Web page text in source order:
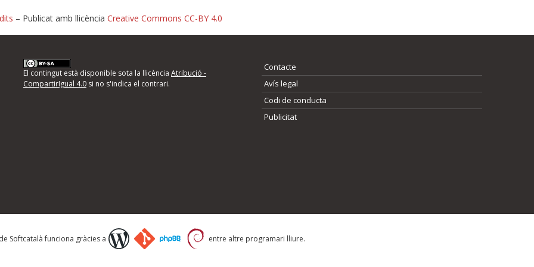
d'errors
següents i descriviu quina és la millora que
– Publicat amb llicència Creative Commons CC-BY 4.0
El contingut està disponible sota la llicència Atribució -
CompartirIgual 4.0si no s'indica el contrari.
Contacte
Avís legal
Codi de conducta
Publicitat
Softcatalà funciona gràcies a entre altre programari lliure.